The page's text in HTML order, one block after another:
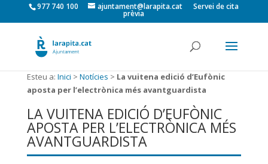
977 740 100 ajuntament@larapita.cat Servei de cita
prèvia
Esteu a: Inici > Notícies > La vuitena edició d’Eufònic
aposta per l’electrònica més avantguardista
LA VUITENA EDICIÓ D’EUFÒNIC
APOSTA PER L’ELECTRÒNICA MÉS
AVANTGUARDISTA